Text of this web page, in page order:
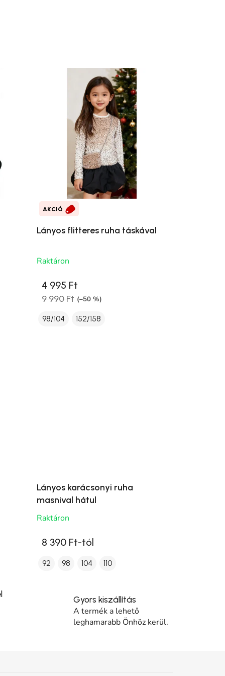
AKCIÓ
Lányos flitteres ruha táskával
Raktáron
4 995 Ft
9 990 Ft (–50 %)
98/104 152/158
Lányos karácsonyi ruha
masnival hátul
Raktáron
8 390 Ft-tól
92 98 104 110
Gyors kiszállítás
A termék a lehető
leghamarabb Önhöz kerül.